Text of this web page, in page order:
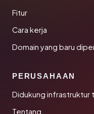
Fitur
Cara kerja
Domain yang baru
PERUSAHAAN
Didukung infrastruktur
Tentang